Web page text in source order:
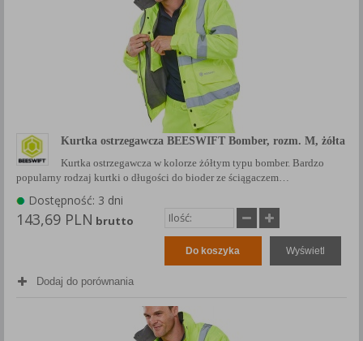
Kurtka ostrzegawcza BEESWIFT Bomber, rozm. M, żółta
Kurtka ostrzegawcza w kolorze żółtym typu bomber. Bardzo
popularny rodzaj kurtki o długości do bioder ze ściągaczem…
Dostępność: 3 dni
143,69 PLN brutto
Do koszyka Wyświetl
Dodaj do porównania
Klauzula Informacyjna (rozwiń)
Lista Zaufanych Partnerów (rozwiń)